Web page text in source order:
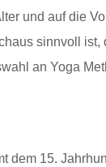
und auf die
sinnvoll ist,
an Yoga
dem 15.